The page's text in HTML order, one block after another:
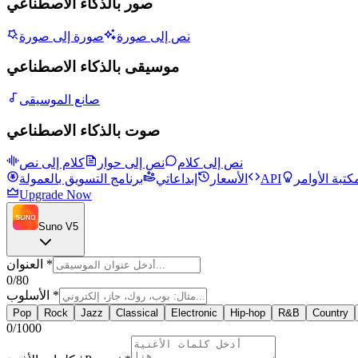
صور بالذكاء الاصطناعي
نص إلى صورة صورة إلى صورة
موسيقى بالذكاء الاصطناعي
صانع الموسيقى
صوت بالذكاء الاصطناعي
نص إلى كلام نص إلى حوار
كلام إلى نص
الأسعار
إبداعاتي برنامج التسويق بالعمولة API
الأوامر
Upgrade Now
Suno V5
العنوان *
0/80
الأسلوب *
Pop Rock Jazz Classical Electronic Hip-hop R&B Country
0/1000